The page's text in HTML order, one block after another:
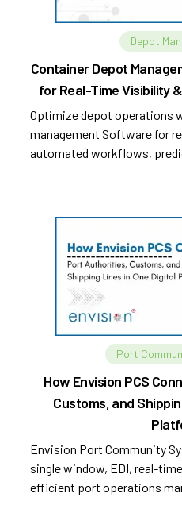
Depot
Container Depot
for Real-Time Visibility
Optimize depot operations
management Software for
automated workflows,
Port
How Envision PCS
Customs, and
Envision Port Community
single window, EDI, real-
efficient port operations